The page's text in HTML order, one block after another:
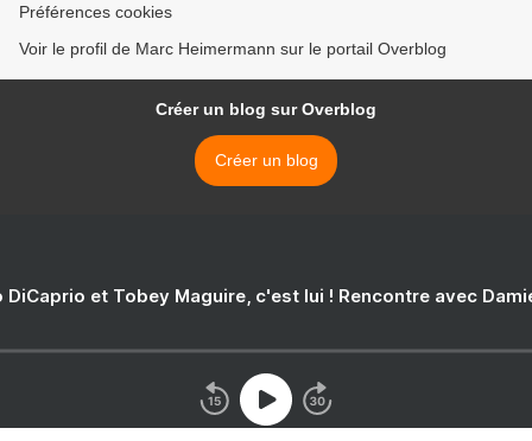
Préférences cookies
Voir le profil de Marc Heimermann sur le portail Overblog
Créer un blog sur Overblog
Créer un blog
DiCaprio et Tobey Maguire, c'est lui ! Rencontre avec